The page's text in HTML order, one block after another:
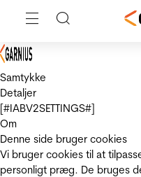
Samtykke
Detaljer
[#IABV2SETTINGS#]
Om
Denne side bruger cookies
Vi bruger cookies til at
personligt præg. De bruges